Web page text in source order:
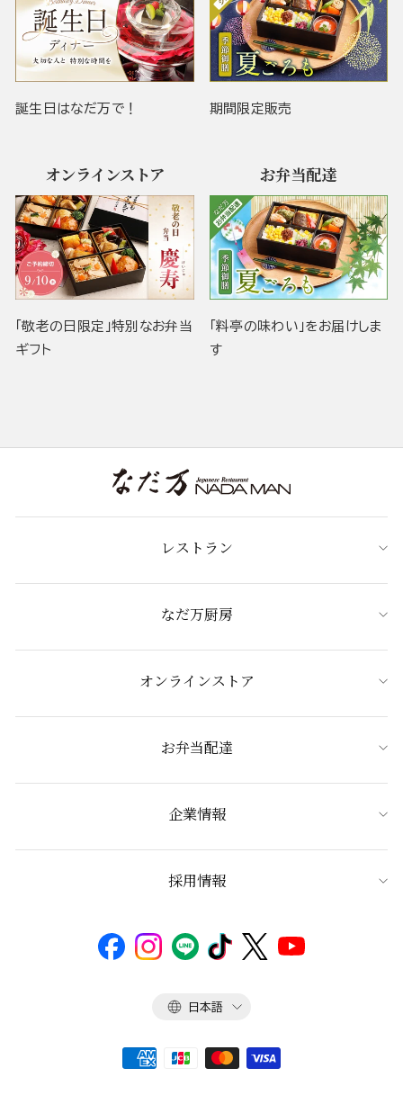
誕生日はなだ万で！ 期間限定販売
オンラインストア
「敬老の日限定」特別なお弁当
ギフト
お弁当配達
「料亭の味わい」をお届けしま
す
レストラン
なだ万厨房
オンラインストア
お弁当配達
企業情報
採用情報
言
日本語